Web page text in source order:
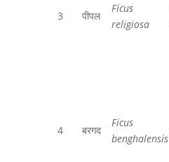
3 पीपल
Ficus
religiosa
4 बरगद
Ficus
benghalensis